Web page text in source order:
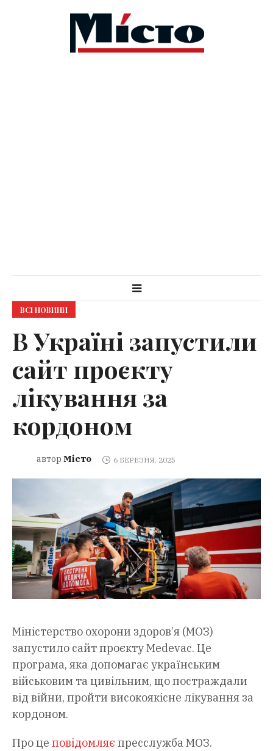
ВСІ НОВИНИ
В Україні запустили
сайт проєкту
лікування за
кордоном
автор Місто 6 БЕРЕЗНЯ, 2025
Міністерство охорони здоров’я (МОЗ)
запустило сайт проєкту Medevac. Це
програма, яка допомагає українським
військовим та цивільним, що постраждали
від війни, пройти високоякісне лікування за
кордоном.
Про це повідомляє пресслужба МОЗ.